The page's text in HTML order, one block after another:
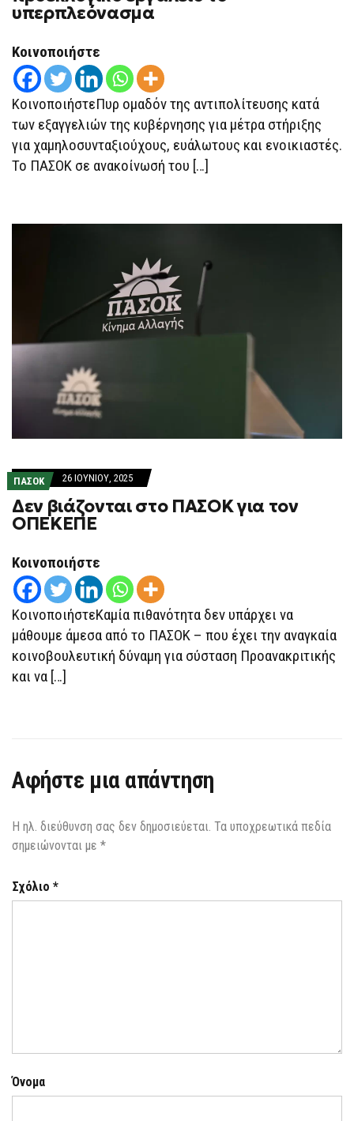
υπερπλεόνασμα
Κοινοποιήστε
ΚοινοποιήστεΠυρ ομαδόν της αντιπολίτευσης κατά
των εξαγγελιών της κυβέρνησης για μέτρα στήριξης
για χαμηλοσυνταξιούχους, ευάλωτους και ενοικιαστές.
Το ΠΑΣΟΚ σε ανακοίνωσή του […]
ΠΑΣΟΚ 26 ΙΟΥΝΊΟΥ, 2025
Δεν βιάζονται στο ΠΑΣΟΚ για τον
ΟΠΕΚΕΠΕ
Κοινοποιήστε
ΚοινοποιήστεΚαμία πιθανότητα δεν υπάρχει να
μάθουμε άμεσα από το ΠΑΣΟΚ – που έχει την αναγκαία
κοινοβουλευτική δύναμη για σύσταση Προανακριτικής
και να […]
Αφήστε μια απάντηση
Η ηλ. διεύθυνση σας δεν δημοσιεύεται. Τα υποχρεωτικά πεδία
σημειώνονται με *
Σχόλιο *
Όνομα